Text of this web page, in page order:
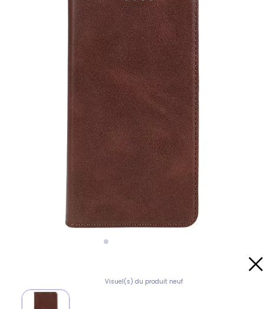
Visuel(s) du produit neuf